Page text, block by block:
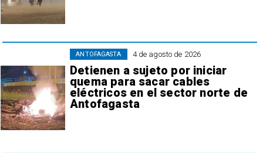
4 de agosto de 2026
Detienen a sujeto por iniciar
quema para sacar cables
eléctricos en el sector norte de
Antofagasta
ANTOFAGASTA